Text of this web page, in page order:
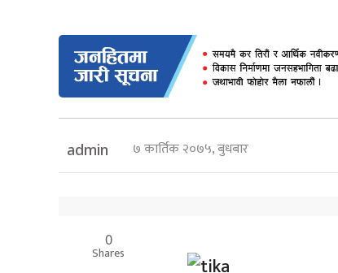
admin ७ कार्तिक २०७५, बुधबार
0
Shares